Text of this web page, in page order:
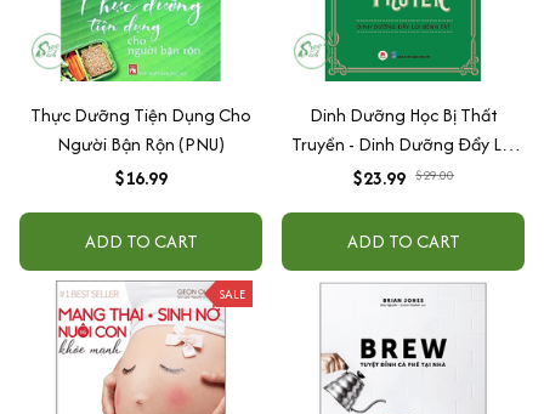
Thực Dưỡng Tiện Dụng Cho
Người Bận Rộn (PNU)
$16.99
ADD TO CART
Dinh Dưỡng Học Bị Thất
Truyền - Dinh Dưỡng Đẩy Lùi
Bệnh Tật
$23.99 $29.00
ADD TO CART
SALE